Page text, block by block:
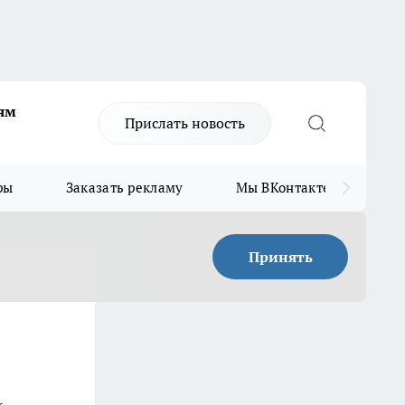
Прислать новость
Заказать рекламу Мы ВКонтакте
Принять